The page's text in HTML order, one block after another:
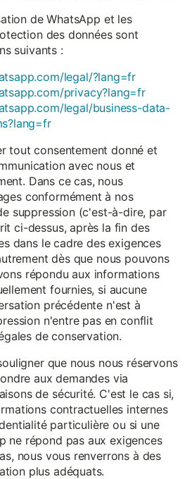
de WhatsApp et les
des données sont
suivants :
legal/?lang=fr
privacy?lang=fr
legal/business-data-
tout consentement donné et
avec nous et
Dans ce cas, nous
conformément à nos
suppression (c'est-à-dire, par
ci-dessus, après la fin des
dans le cadre des exigences
dès que nous pouvons
répondu aux informations
fournies, si aucune
précédente n'est à
n'entre pas en conflit
de conservation.
que nous nous réservons
aux demandes via
de sécurité. C'est le cas si,
contractuelles internes
particulière ou si une
ne répond pas aux exigences
nous vous renverrons à des
plus adéquats.